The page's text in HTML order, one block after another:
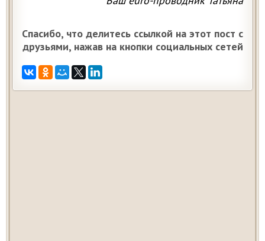
Спасибо, что делитесь ссылкой на этот пост с
друзьями, нажав на кнопки социальных сетей